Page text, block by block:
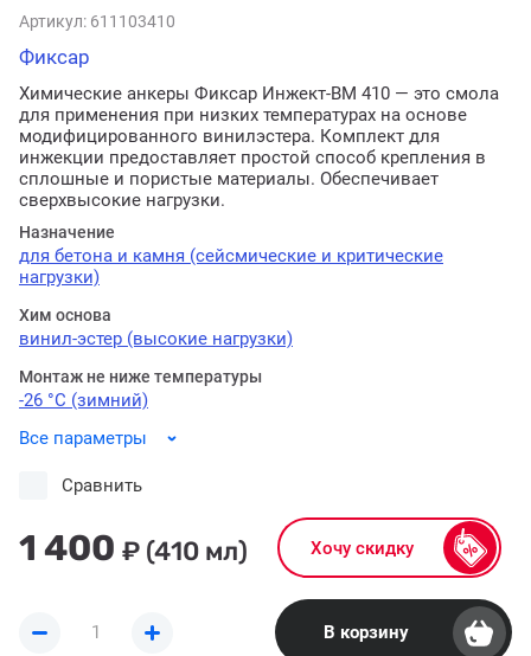
Артикул: 611103410
Фиксар
Химические анкеры Фиксар Инжект-ВМ 410 — это смола
для применения при низких температурах на основе
модифицированного винилэстера. Комплект для
инжекции предоставляет простой способ крепления в
сплошные и пористые материалы. Обеспечивает
сверхвысокие нагрузки.
Назначение
для бетона и камня (сейсмические и критические
нагрузки)
Хим основа
винил-эстер (высокие нагрузки)
Монтаж не ниже температуры
-26 °C (зимний)
Все параметры
1 400 ₽ (410 мл) Хочу скидку
Сравнить
В корзину